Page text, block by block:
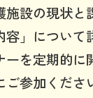
施設の現状と
容」について
を定期的に
参加くださ